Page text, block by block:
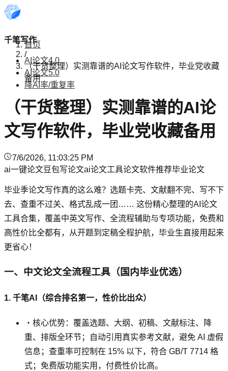
千笔写作
AI论文4.0
AI论文5.0
降AI率/重复率
首页
/
（干货整理）实测靠谱的AI论文写作软件，毕业党收藏
备用
（干货整理）实测靠谱的AI论
文写作软件，毕业党收藏备用
7/6/2026, 11:03:25 PM
ai一键论文豆包写论文ai论文工具论文软件推荐毕业论文
毕业季论文写作真的这么难？选题卡壳、文献翻不完、写不下
去、查重不过关、格式乱成一团…… 这份精心整理的AI论文
工具合集，覆盖中英文写作、全流程辅助与专项功能，免费和
高性价比全都有，从开题到定稿全程护航，毕业生直接用起来
更省心！
一、中文论文全流程工具（国内毕业优选）
1. 千笔AI（综合排名第一，性价比出众）
・核心优势：覆盖选题、大纲、初稿、文献标注、降
重、排版全环节；自动引用真实参考文献，避免 AI 虚假
信息；查重率可控制在 15% 以下，符合 GB/T 7714 格
式；免费版功能实用，付费性价比高。